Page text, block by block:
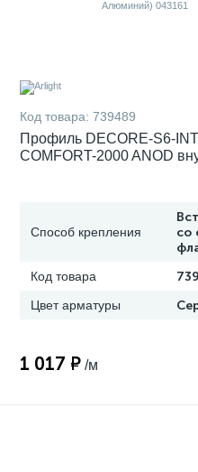
Код товара: 739489
Профиль DECORE-S6-
COMFORT-2000 ANOD
Способ крепления
со
Код товара
Цвет арматуры
1 017 ₽ /м